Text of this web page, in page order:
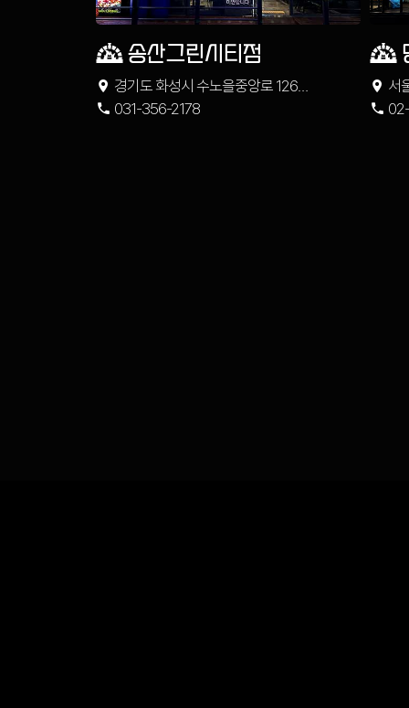
송산그린시티점
경기도 화성시 수노을중앙로 126
나이스프라자 1층
031-356-2178
서